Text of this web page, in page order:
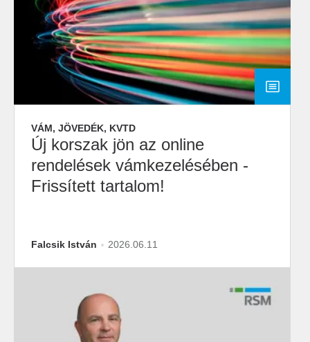
VÁM, JÖVEDÉK, KVTD
Új korszak jön az online
rendelések vámkezelésében -
Frissített tartalom!
Falcsik István 2026.06.11